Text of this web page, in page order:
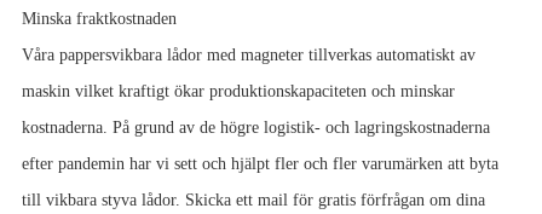
Minska fraktkostnaden
Våra pappersvikbara lådor med magneter tillverkas automatiskt av
maskin vilket kraftigt ökar produktionskapaciteten och minskar
kostnaderna. På grund av de högre logistik- och lagringskostnaderna
efter pandemin har vi sett och hjälpt fler och fler varumärken att byta
till vikbara styva lådor. Skicka ett mail för gratis förfrågan om dina